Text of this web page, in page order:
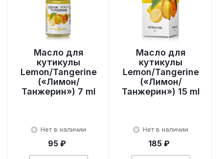
Масло для
кутикулы
Lemon/Tangerine
(«Лимон/
Танжерин») 7 ml
Нет в наличии
95 ₽
Масло для
кутикулы
Lemon/Tangerine
(«Лимон/
Танжерин») 15 ml
Нет в наличии
185 ₽